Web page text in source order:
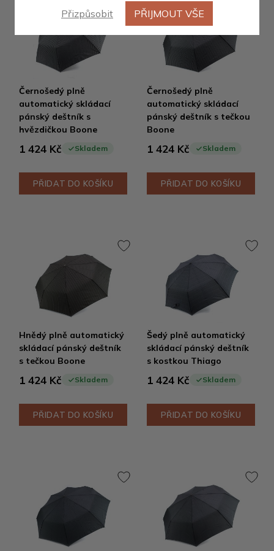
Černošedý plně
automatický skládací
pánský deštník s
hvězdičkou Boone
1 424 Kč Skladem
PŘIDAT DO KOŠÍKU
Černošedý plně
automatický skládací
pánský deštník s tečkou
Boone
1 424 Kč Skladem
PŘIDAT DO KOŠÍKU
Hnědý plně automatický
skládací pánský deštník
s tečkou Boone
1 424 Kč Skladem
PŘIDAT DO KOŠÍKU
Šedý plně automatický
skládací pánský deštník
s kostkou Thiago
1 424 Kč Skladem
PŘIDAT DO KOŠÍKU
Přizpůsobit PŘIJMOUT VŠE